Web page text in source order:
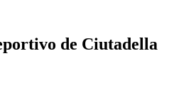
de Ciutadella